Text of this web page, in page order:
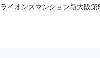
ライオンズマンション新大阪